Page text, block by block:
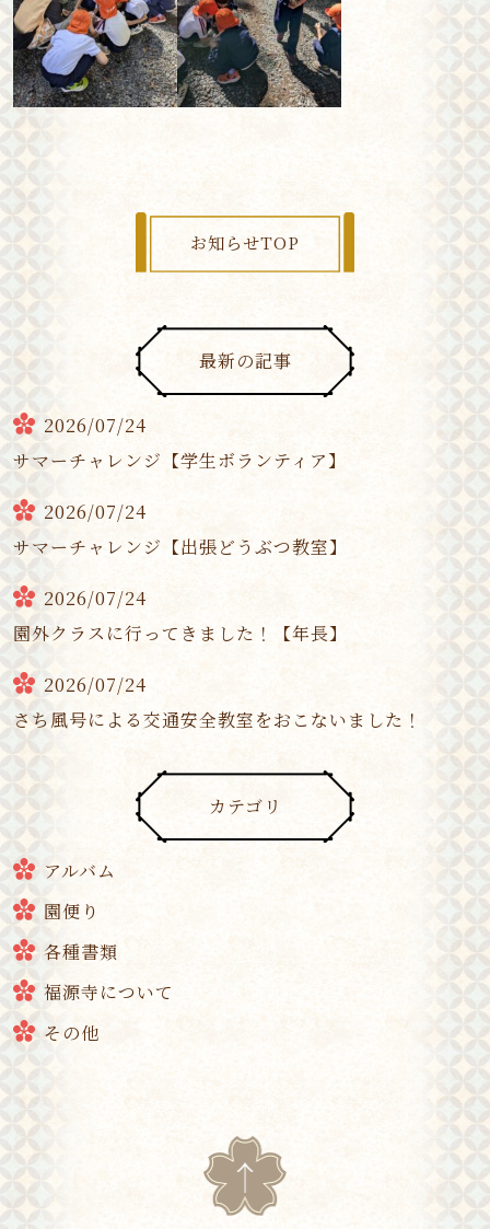
お知らせTOP
最新の記事
2026/07/24
サマーチャレンジ【学生ボランティア】
2026/07/24
サマーチャレンジ【出張どうぶつ教室】
2026/07/24
園外クラスに行ってきました！【年長】
2026/07/24
さち風号による交通安全教室をおこないました！
カテゴリ
アルバム
園便り
各種書類
福源寺について
その他